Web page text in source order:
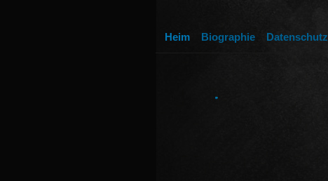
Heim Biographie Datenschutz